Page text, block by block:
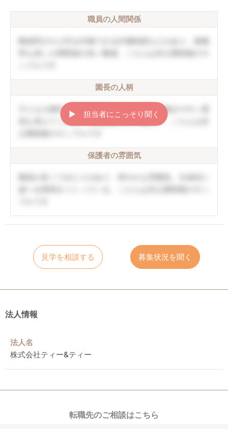
職員の人間関係
園長の人柄
子どもの個性を伸ばしていく方針。職員の働きやすい環
境も考えてくれる。口調は穏やかで優しい。こちらは非
保護者の雰囲気
▶︎ 担当者にこっそり聞く
見学を相談する 募集状況を聞く
法人情報
法人名
株式会社ティー&ティー
転職先のご相談はこちら